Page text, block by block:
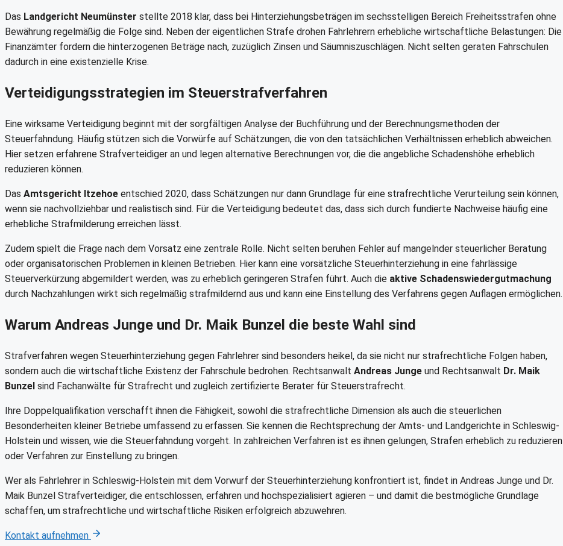
Das Landgericht Neumünster stellte 2018 klar, dass bei Hinterziehungsbeträgen im sechsstelligen Bereich Freiheitsstrafen ohne
Bewährung regelmäßig die Folge sind. Neben der eigentlichen Strafe drohen Fahrlehrern erhebliche wirtschaftliche Belastungen: Die
Finanzämter fordern die hinterzogenen Beträge nach, zuzüglich Zinsen und Säumniszuschlägen. Nicht selten geraten Fahrschulen
dadurch in eine existenzielle Krise.
Verteidigungsstrategien im Steuerstrafverfahren
Eine wirksame Verteidigung beginnt mit der sorgfältigen Analyse der Buchführung und der Berechnungsmethoden der
Steuerfahndung. Häufig stützen sich die Vorwürfe auf Schätzungen, die von den tatsächlichen Verhältnissen erheblich abweichen.
Hier setzen erfahrene Strafverteidiger an und legen alternative Berechnungen vor, die die angebliche Schadenshöhe erheblich
reduzieren können.
Das Amtsgericht Itzehoe entschied 2020, dass Schätzungen nur dann Grundlage für eine strafrechtliche Verurteilung sein können,
wenn sie nachvollziehbar und realistisch sind. Für die Verteidigung bedeutet das, dass sich durch fundierte Nachweise häufig eine
erhebliche Strafmilderung erreichen lässt.
Zudem spielt die Frage nach dem Vorsatz eine zentrale Rolle. Nicht selten beruhen Fehler auf mangelnder steuerlicher Beratung
oder organisatorischen Problemen in kleinen Betrieben. Hier kann eine vorsätzliche Steuerhinterziehung in eine fahrlässige
Steuerverkürzung abgemildert werden, was zu erheblich geringeren Strafen führt. Auch die aktive Schadenswiedergutmachung
durch Nachzahlungen wirkt sich regelmäßig strafmildernd aus und kann eine Einstellung des Verfahrens gegen Auflagen ermöglichen.
Warum Andreas Junge und Dr. Maik Bunzel die beste Wahl sind
Strafverfahren wegen Steuerhinterziehung gegen Fahrlehrer sind besonders heikel, da sie nicht nur strafrechtliche Folgen haben,
sondern auch die wirtschaftliche Existenz der Fahrschule bedrohen. Rechtsanwalt Andreas Junge und Rechtsanwalt Dr. Maik
Bunzel sind Fachanwälte für Strafrecht und zugleich zertifizierte Berater für Steuerstrafrecht.
Ihre Doppelqualifikation verschafft ihnen die Fähigkeit, sowohl die strafrechtliche Dimension als auch die steuerlichen
Besonderheiten kleiner Betriebe umfassend zu erfassen. Sie kennen die Rechtsprechung der Amts- und Landgerichte in Schleswig-
Holstein und wissen, wie die Steuerfahndung vorgeht. In zahlreichen Verfahren ist es ihnen gelungen, Strafen erheblich zu reduzieren
oder Verfahren zur Einstellung zu bringen.
Wer als Fahrlehrer in Schleswig-Holstein mit dem Vorwurf der Steuerhinterziehung konfrontiert ist, findet in Andreas Junge und Dr.
Maik Bunzel Strafverteidiger, die entschlossen, erfahren und hochspezialisiert agieren – und damit die bestmögliche Grundlage
schaffen, um strafrechtliche und wirtschaftliche Risiken erfolgreich abzuwehren.
Kontakt aufnehmen